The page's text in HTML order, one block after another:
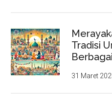
Tradisi
31 Maret